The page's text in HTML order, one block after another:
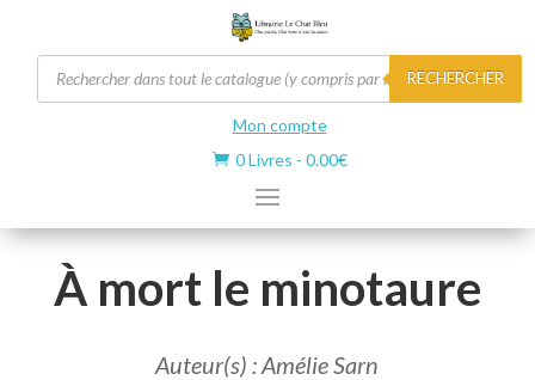
Recherche
de
produits
RECHERCHER
Mon compte
 0 Livres - 0.00€
À mort le minotaure
Auteur(s) : Amélie Sarn